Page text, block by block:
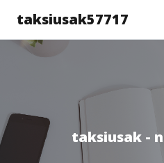
taksiusak57717
taksiusak -